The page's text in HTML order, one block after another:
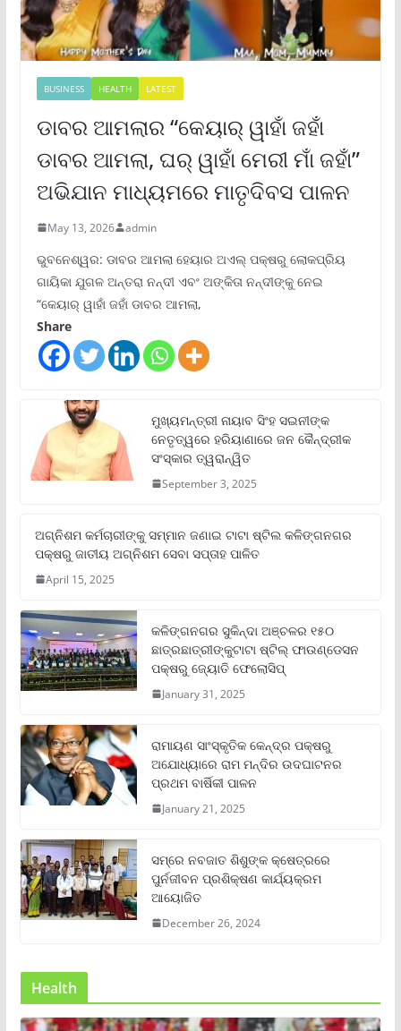
BUSINESS HEALTH LATEST
ଡାବର ଆମଲାର “କେୟାର୍ ୱାହାଁ ଜହାଁ
ଡାବର ଆମଲା, ଘର୍ ୱାହାଁ ମେରୀ ମାଁ ଜହାଁ”
ଅଭିଯାନ ମାଧ୍ୟମରେ ମାତୃଦିବସ ପାଳନ
May 13, 2026 admin
ଭୁବନେଶ୍ୱର: ଡାବର ଆମଲା ହେୟାର ଅଏଲ୍ ପକ୍ଷରୁ ଲୋକପ୍ରିୟ
ଗାୟିକା ଯୁଗଳ ଅନ୍ତରା ନନ୍ଦୀ ଏବଂ ଅଙ୍କିତା ନନ୍ଦୀଙ୍କୁ ନେଇ
“କେୟାର୍ ୱାହାଁ ଜହାଁ ଡାବର ଆମଲା,
Share
ମୁଖ୍ୟମନ୍ତ୍ରୀ ନାୟାବ ସିଂହ ସଇନୀଙ୍କ
ନେତୃତ୍ୱରେ ହରିୟାଣାରେ ଜନ କୈନ୍ଦ୍ରୀକ
ସଂସ୍କାର ତ୍ୱରାନ୍ୱିତ
September 3, 2025
ଅଗ୍ନିଶମ କର୍ମଚାରୀଙ୍କୁ ସମ୍ମାନ ଜଣାଇ ଟାଟା ଷ୍ଟିଲ କଳିଙ୍ଗନଗର
ପକ୍ଷରୁ ଜାତୀୟ ଅଗ୍ନିଶମ ସେବା ସପ୍ତାହ ପାଳିତ
April 15, 2025
କଳିଙ୍ଗନଗର ସୁକିନ୍ଦା ଅଞ୍ଚଳର ୧୫୦
ଛାତ୍ରଛାତ୍ରୀଙ୍କୁଟାଟା ଷ୍ଟିଲ୍ ଫାଉଣ୍ଡେସନ
ପକ୍ଷରୁ ଜ୍ୟୋତି ଫେଲୋସିପ୍‌
January 31, 2025
ରାମାୟଣ ସାଂସ୍କୃତିକ କେନ୍ଦ୍ର ପକ୍ଷରୁ
ଅଯୋଧ୍ୟାରେ ରାମ ମନ୍ଦିର ଉଦଘାଟନର
ପ୍ରଥମ ବାର୍ଷିକୀ ପାଳନ
January 21, 2025
ସମ୍‌ରେ ନବଜାତ ଶିଶୁଙ୍କ କ୍ଷେତ୍ରରେ
ପୁର୍ନଜୀବନ ପ୍ରଶିକ୍ଷଣ କାର୍ଯ୍ୟକ୍ରମ
ଆୟୋଜିତ
December 26, 2024
Health